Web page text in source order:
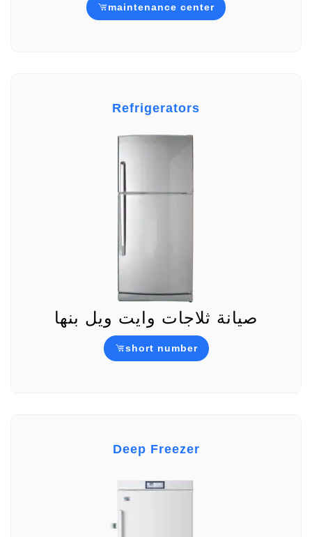
maintenance center
Refrigerators
صيانة ثلاجات وايت ويل بنها
short number
Deep Freezer